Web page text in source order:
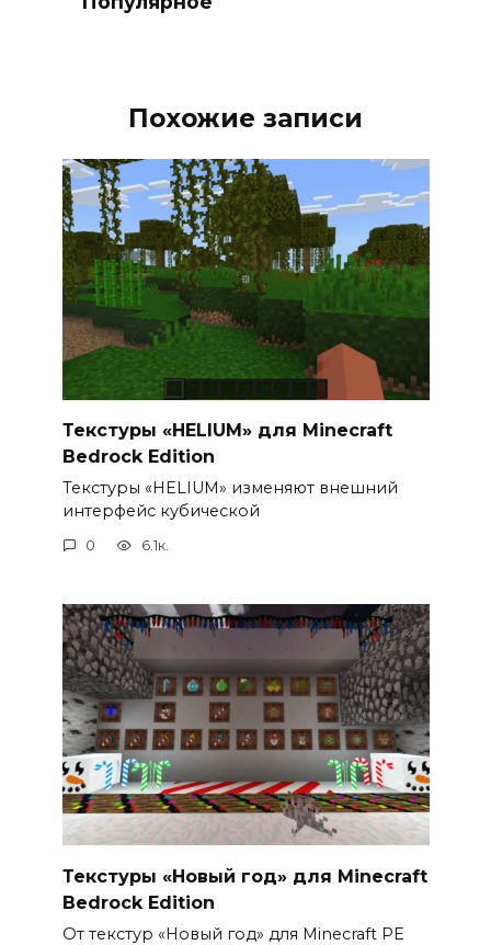
Похожие записи
Текстуры «HELIUM» для Minecraft
Bedrock Edition
Текстуры «HELIUM» изменяют внешний
интерфейс кубической
0 6.1к.
Текстуры «Новый год» для Minecraft
Bedrock Edition
От текстур «Новый год» для Minecraft PE